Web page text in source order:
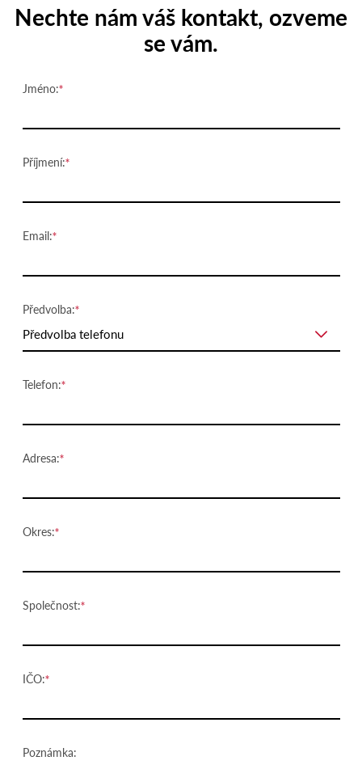
Nechte nám váš kontakt, ozveme
se vám.
Jméno:
Příjmení:
Email:
Předvolba:
Předvolba telefonu
Telefon:
Adresa:
Okres:
Společnost:
IČO:
Poznámka: